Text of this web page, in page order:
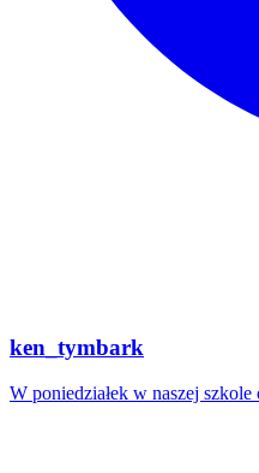
ken_tymbark
W poniedziałek w naszej szkole